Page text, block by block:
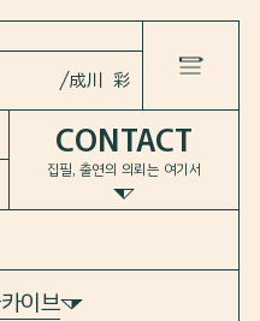
成川 彩
日 한
집필, 출연의 의뢰는 여기서
CONTACT
이브